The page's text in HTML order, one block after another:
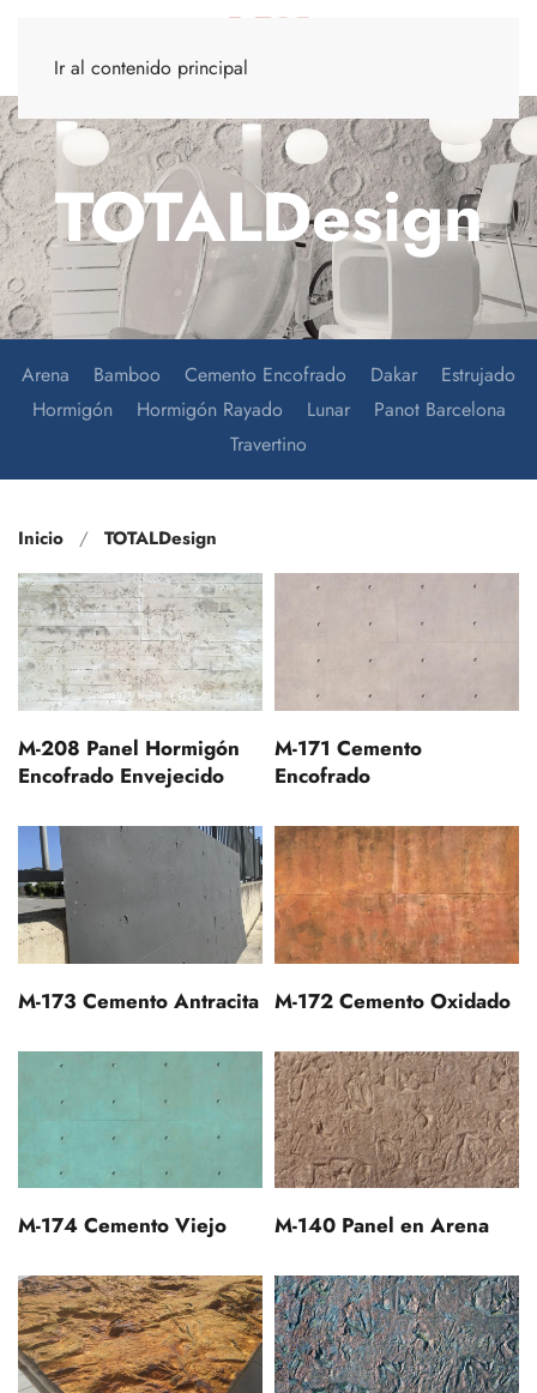
Ir al contenido principal
TOTALDesign
Arena Bamboo Cemento Encofrado Dakar
Estrujado
Hormigón
Hormigón Rayado Lunar
Panot Barcelona
Travertino
Inicio TOTALDesign
M-208 Panel Hormigón
Encofrado Envejecido
M-171 Cemento
Encofrado
M-173 Cemento Antracita M-172 Cemento Oxidado
M-174 Cemento Viejo M-140 Panel en Arena